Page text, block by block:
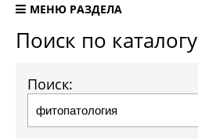
МЕНЮ РАЗДЕЛА
Поиск по каталогу
Поиск: